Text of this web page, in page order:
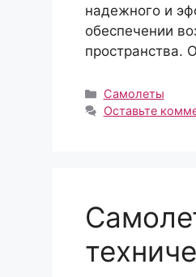
надежного и
обеспечении
пространства.
Рубрики
Самолеты
Оставьте